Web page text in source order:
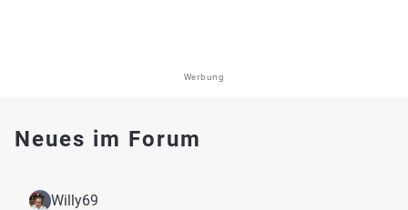
Werbung
Neues im Forum
Willy69